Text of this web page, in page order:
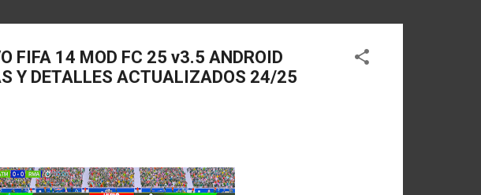
FIFA 14 MOD FC 25 v3.5 ANDROID
Y DETALLES ACTUALIZADOS 24/25